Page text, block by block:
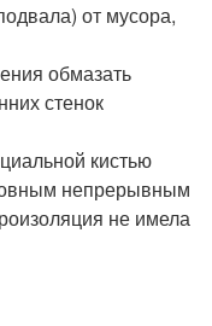
от мусора,
обмазать
стенок
кистью
непрерывным
не имела